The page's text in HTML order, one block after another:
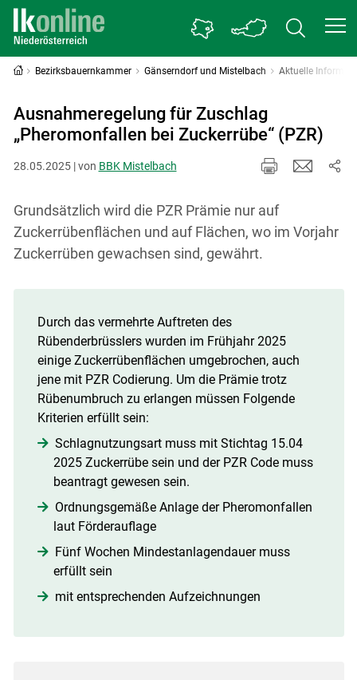
Skip to main content
Bezirksbauernkammer Gänserndorf und Mistelbach Aktuelle
Ausnahmeregelung für Zuschlag
„Pheromonfallen bei Zuckerrübe“ (PZR)
28.05.2025 | von BBK Mistelbach
Grundsätzlich wird die PZR Prämie nur auf
Zuckerrübenflächen und auf Flächen, wo im Vorjahr
Zuckerrüben gewachsen sind, gewährt.
Durch das vermehrte Auftreten des
Rübenderbrüsslers wurden im Frühjahr 2025
einige Zuckerrübenflächen umgebrochen, auch
jene mit PZR Codierung. Um die Prämie trotz
Rübenumbruch zu erlangen müssen Folgende
Kriterien erfüllt sein:
Schlagnutzungsart muss mit Stichtag 15.04
2025 Zuckerrübe sein und der PZR Code muss
beantragt gewesen sein.
Ordnungsgemäße Anlage der Pheromonfallen
laut Förderauflage
Fünf Wochen Mindestanlagendauer muss
erfüllt sein
mit entsprechenden Aufzeichnungen